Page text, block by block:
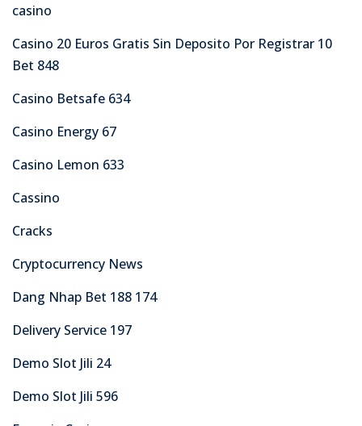
casino
Casino 20 Euros Gratis Sin Deposito Por Registrar 10
Bet 848
Casino Betsafe 634
Casino Energy 67
Casino Lemon 633
Cassino
Cracks
Cryptocurrency News
Dang Nhap Bet 188 174
Delivery Service 197
Demo Slot Jili 24
Demo Slot Jili 596